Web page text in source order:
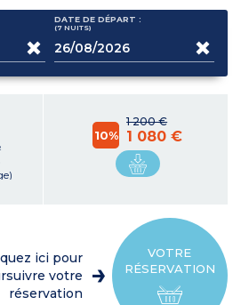
DATE DE DÉPART :
(7 NUITS)
1 200 €
10% 1 080 €
VOTRE
RÉSERVATION
ici pour
votre
réservation